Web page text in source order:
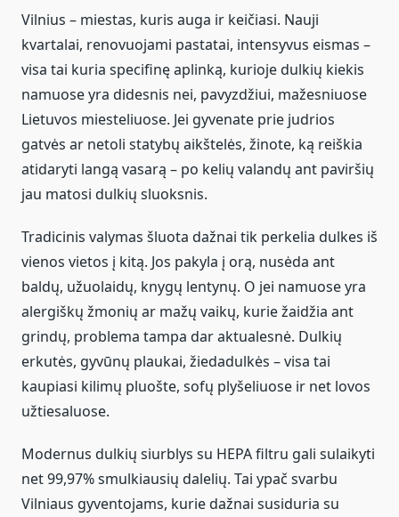
Vilnius – miestas, kuris auga ir keičiasi. Nauji
kvartalai, renovuojami pastatai, intensyvus eismas –
visa tai kuria specifinę aplinką, kurioje dulkių kiekis
namuose yra didesnis nei, pavyzdžiui, mažesniuose
Lietuvos miesteliuose. Jei gyvenate prie judrios
gatvės ar netoli statybų aikštelės, žinote, ką reiškia
atidaryti langą vasarą – po kelių valandų ant paviršių
jau matosi dulkių sluoksnis.
Tradicinis valymas šluota dažnai tik perkelia dulkes iš
vienos vietos į kitą. Jos pakyla į orą, nusėda ant
baldų, užuolaidų, knygų lentynų. O jei namuose yra
alergiškų žmonių ar mažų vaikų, kurie žaidžia ant
grindų, problema tampa dar aktualesnė. Dulkių
erkutės, gyvūnų plaukai, žiedadulkės – visa tai
kaupiasi kilimų pluošte, sofų plyšeliuose ir net lovos
užtiesaluose.
Modernus dulkių siurblys su HEPA filtru gali sulaikyti
net 99,97% smulkiausių dalelių. Tai ypač svarbu
Vilniaus gyventojams, kurie dažnai susiduria su